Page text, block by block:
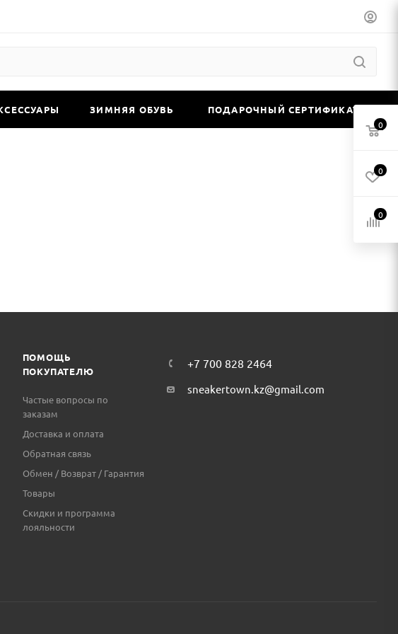
ЗИМНЯЯ ОБУВЬ ПОДАРОЧНЫЙ СЕРТИФИКАТ
ПОМОЩЬ
ПОКУПАТЕЛЮ
Частые вопросы по
заказам
Доставка и оплата
Обратная связь
Обмен / Возврат / Гарантия
Товары
Скидки и программа
лояльности
+7 700 828 2464
sneakertown.kz@gmail.com
0
0
0